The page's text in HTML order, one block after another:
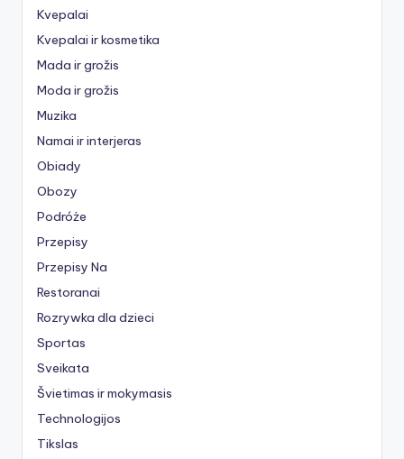
Kvepalai
Kvepalai ir kosmetika
Mada ir grožis
Moda ir grožis
Muzika
Namai ir interjeras
Obiady
Obozy
Podróże
Przepisy
Przepisy Na
Restoranai
Rozrywka dla dzieci
Sportas
Sveikata
Švietimas ir mokymasis
Technologijos
Tikslas